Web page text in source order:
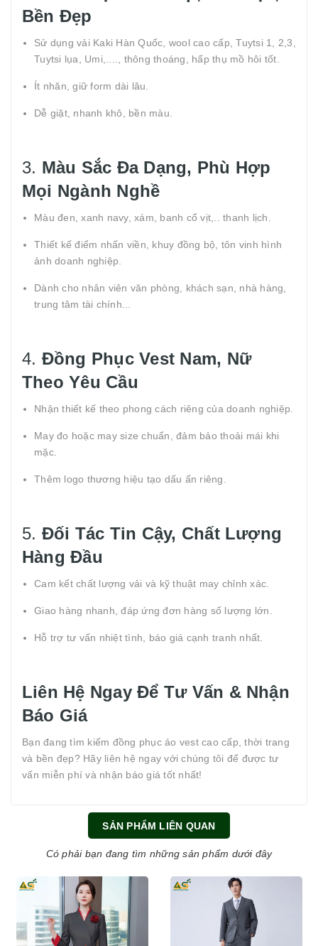
Bền Đẹp
Sử dụng vải Kaki Hàn Quốc, wool cao cấp, Tuytsi 1, 2,3,
Tuytsi lụa, Umi,...., thông thoáng, hấp thụ mồ hôi tốt.
Ít nhăn, giữ form dài lâu.
Dễ giặt, nhanh khô, bền màu.
3. Màu Sắc Đa Dạng, Phù Hợp
Mọi Ngành Nghề
Màu đen, xanh navy, xám, banh cổ vịt,.. thanh lịch.
Thiết kế điểm nhấn viền, khuy đồng bộ, tôn vinh hình
ảnh doanh nghiệp.
Dành cho nhân viên văn phòng, khách sạn, nhà hàng,
trung tâm tài chính...
4. Đồng Phục Vest Nam, Nữ
Theo Yêu Cầu
Nhận thiết kế theo phong cách riêng của doanh nghiệp.
May đo hoặc may size chuẩn, đảm bảo thoải mái khi
mặc.
Thêm logo thương hiệu tạo dấu ấn riêng.
5. Đối Tác Tin Cậy, Chất Lượng
Hàng Đầu
Cam kết chất lượng vải và kỹ thuật may chỉnh xác.
Giao hàng nhanh, đáp ứng đơn hàng số lượng lớn.
Hỗ trợ tư vấn nhiệt tình, báo giá cạnh tranh nhất.
Liên Hệ Ngay Để Tư Vấn & Nhận
Báo Giá
Bạn đang tìm kiếm đồng phục áo vest cao cấp, thời trang
và bền đẹp? Hãy liên hệ ngay với chúng tôi để được tư
vấn miễn phí và nhận báo giá tốt nhất!
SẢN PHẨM LIÊN QUAN
Có phải bạn đang tìm những sản phẩm dưới đây